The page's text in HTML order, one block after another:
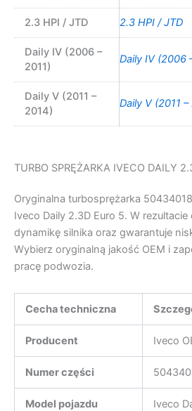
2.3 HPI / JTD 2.3 HPI / JTD
Daily IV (2006 –
2011)
Daily IV (2006
Daily V (2011 –
2014)
Daily V (2011
TURBO SPRĘŻARKA IVECO DAILY
Oryginalna turbosprężarka
Iveco Daily 2.3D Euro 5. W
dynamikę silnika oraz gwarantuje
Wybierz oryginalną jakość OEM i
pracę podwozia.
Cecha techniczna
Producent Iveco
Numer części
Model pojazdu Iveco